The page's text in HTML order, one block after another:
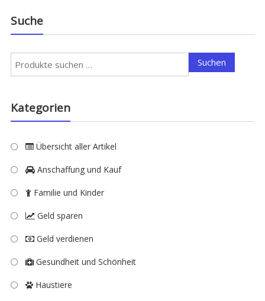
Suche
Suchen
nach:
Suchen
Kategorien
Übersicht aller Artikel
Anschaffung und Kauf
Familie und Kinder
Geld sparen
Geld verdienen
Gesundheit und Schönheit
Haustiere